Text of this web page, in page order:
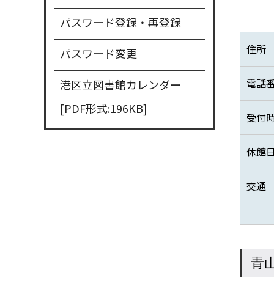
パスワード登録・再登録
パスワード変更
港区立図書館カレンダー
[PDF形式:196KB]
住所
電話
受付
休館日
交通
青